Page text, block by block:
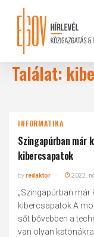
content
Találat:
INFORMATIKA
Szingapúrban már
kibercsapatok
byredaktor 2022.
„Szingapúrban
kibercsapatok A
sőt bővebben a
van olyan